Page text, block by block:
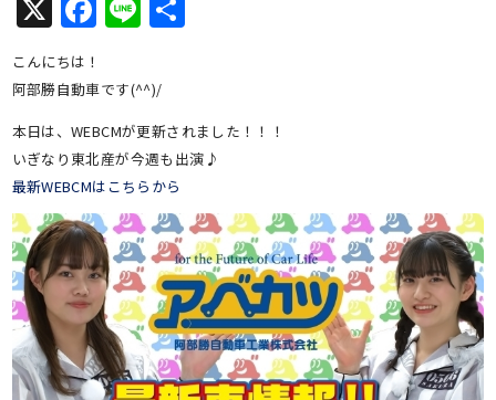
こんにちは！
阿部勝自動車です(^^)/
本日は、WEBCMが更新されました！！！
いぎなり東北産が今週も出演♪
最新WEBCMはこちらから